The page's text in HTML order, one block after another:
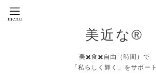
美近な®︎
美✖️食✖️自由（時間）で
「私らしく輝く」をサポート